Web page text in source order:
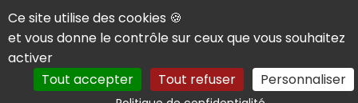
Panneau de gestion des cookies
Ce site utilise des cookies 🍪
et vous donne le contrôle sur ceux que vous souhaitez
activer
Tout accepter
Tout refuser Personnaliser
Rechercher